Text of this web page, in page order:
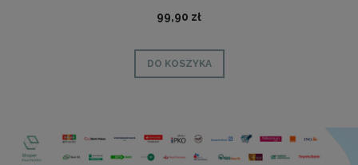
99,90 zł
DO KOSZYKA